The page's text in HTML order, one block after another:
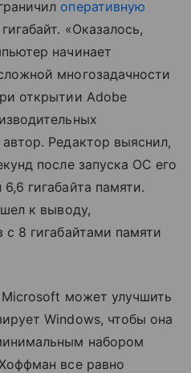
оперативную
«Оказалось,
начинает
многозадачности
открытии Adobe
Редактор выяснил,
после запуска ОС его
гигабайта памяти.
к выводу,
с 8 гигабайтами памяти
может улучшить
Windows, чтобы она
набором
все равно